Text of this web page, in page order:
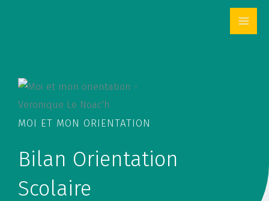
MOI ET MON ORIENTATION
Bilan Orientation
Scolaire